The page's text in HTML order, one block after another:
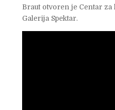
Braut otvoren je Centar
Galerija Spektar.